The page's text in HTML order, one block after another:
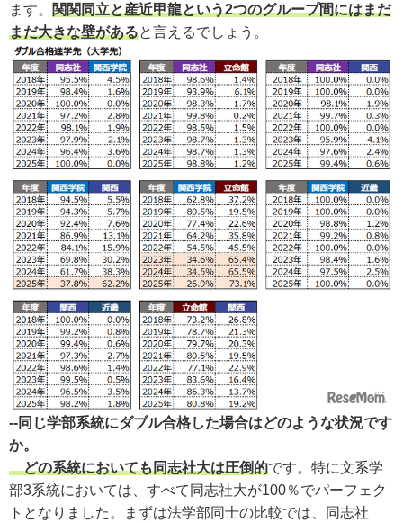
ます。 関関同立と産近甲龍という2つのグループ間にはまだ
まだ大きな壁があると言えるでしょう。
--同じ学部系統にダブル合格した場合はどのような状況です
か。
どの系統においても同志社大は圧倒的です。特に文系学
部3系統においては、すべて同志社大が100％でパーフェク
トとなりました。まずは法学部同士の比較では、同志社